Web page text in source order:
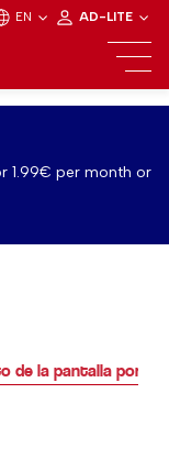
EN AD-LITE
1.99€ per month or
de la pantalla